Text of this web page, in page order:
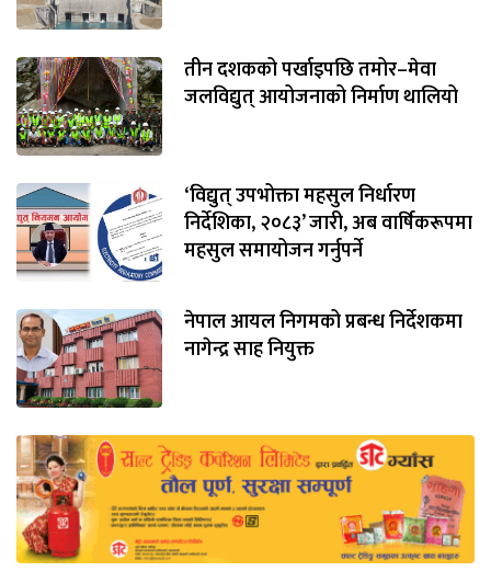
तीन दशकको पर्खाइपछि तमोर–मेवा
जलविद्युत् आयोजनाको निर्माण थालियो
‘विद्युत् उपभोक्ता महसुल निर्धारण
निर्देशिका, २०८३’ जारी, अब वार्षिकरूपमा
महसुल समायोजन गर्नुपर्ने
नेपाल आयल निगमको प्रबन्ध निर्देशकमा
नागेन्द्र साह नियुक्त